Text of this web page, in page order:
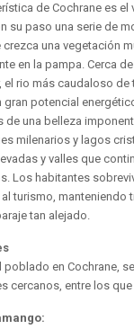
de Cochrane es el
su paso una serie de
una vegetación
en la pampa. Cerca
el rio más caudaloso de
gran potencial
de una belleza
milenarios y lagos
y valles que
Los habitantes
al turismo, manteniendo
tan alejado.
poblado en Cochrane,
cercanos, entre los